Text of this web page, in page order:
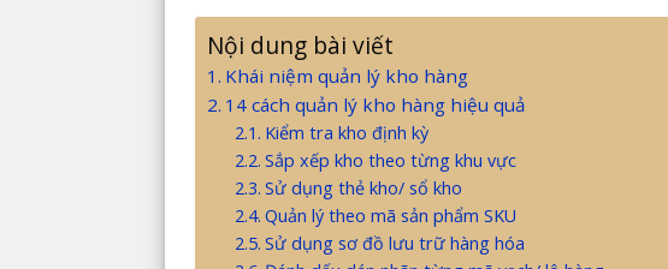
Nội dung bài viết
Khái niệm quản lý kho hàng
14 cách quản lý kho hàng hiệu quả
Kiểm tra kho định kỳ
Sắp xếp kho theo từng khu vực
Sử dụng thẻ kho/ sổ kho
Quản lý theo mã sản phẩm SKU
Sử dụng sơ đồ lưu trữ hàng hóa